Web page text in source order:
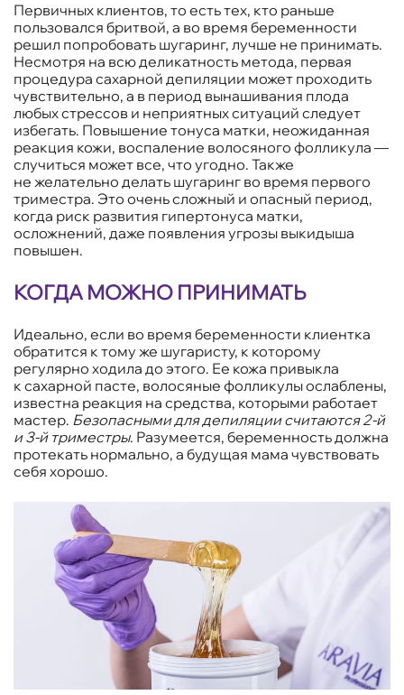
Первичных клиентов, то есть тех, кто раньше
пользовался бритвой, а во время беременности
решил попробовать шугаринг, лучше не принимать.
Несмотря на всю деликатность метода, первая
процедура сахарной депиляции может проходить
чувствительно, а в период вынашивания плода
любых стрессов и неприятных ситуаций следует
избегать. Повышение тонуса матки, неожиданная
реакция кожи, воспаление волосяного фолликула —
случиться может все, что угодно. Также
не желательно делать шугаринг во время первого
триместра. Это очень сложный и опасный период,
когда риск развития гипертонуса матки,
осложнений, даже появления угрозы выкидыша
повышен.
КОГДА МОЖНО ПРИНИМАТЬ
Идеально, если во время беременности клиентка
обратится к тому же шугаристу, к которому
регулярно ходила до этого. Ее кожа привыкла
к сахарной пасте, волосяные фолликулы ослаблены,
известна реакция на средства, которыми работает
мастер. Безопасными для депиляции считаются 2-й
и 3-й триместры. Разумеется, беременность должна
протекать нормально, а будущая мама чувствовать
себя хорошо.